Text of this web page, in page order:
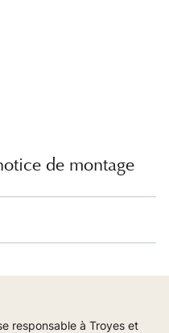
de montage
responsable à Troyes et